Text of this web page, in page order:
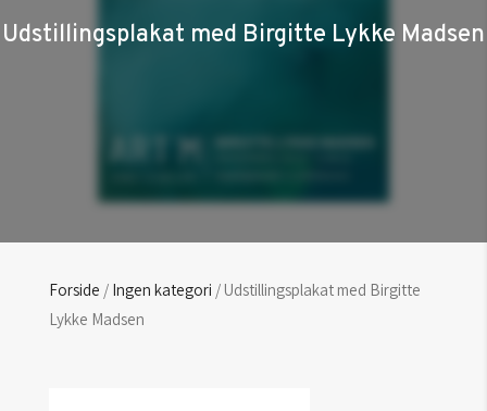
Udstillingsplakat med Birgitte Lykke Madsen
Forside / Ingen kategori / Udstillingsplakat med Birgitte
Lykke Madsen